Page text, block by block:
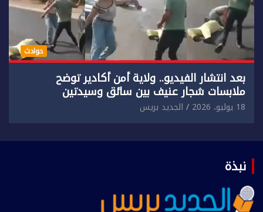
حوادث
بعد انتشار الفيديو.. ولاية أمن أكادير توضح
ملابسات شجار عنيف بين سائق وسيدتين
18 يوليو، 2026 الجديد بريس
نبذة